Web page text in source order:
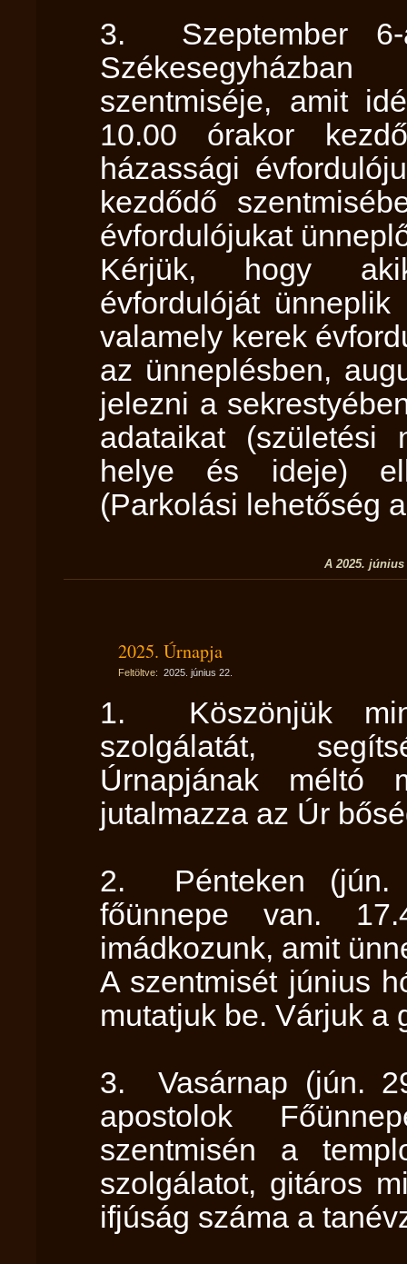
3. Szeptember
szentmiséje, amit
10.00 órakor
házassági
kezdődő
évfordulójukat
Kérjük, hogy
évfordulóját
valamely kerek
az ünneplésben,
jelezni a
adataikat (születési
helye és ideje)
(Parkolási lehetőség
A 2025.
2025. Úrnapja
Feltöltve: 2025. június 22.
1. Köszönjük
szolgálatát,
Úrnapjának méltó
jutalmazza az Úr
2. Pénteken (jún.
főünnepe van.
imádkozunk, amit
A szentmisét június
mutatjuk be. Várjuk a
3. Vasárnap (jún.
apostolok
szentmisén a
szolgálatot, gitáros
ifjúság száma a